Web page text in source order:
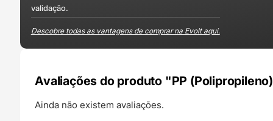
validação.
Descobre todas as vantagens de comprar na Evolt aqui.
Avaliações do produto "PP
Ainda não existem avaliações.